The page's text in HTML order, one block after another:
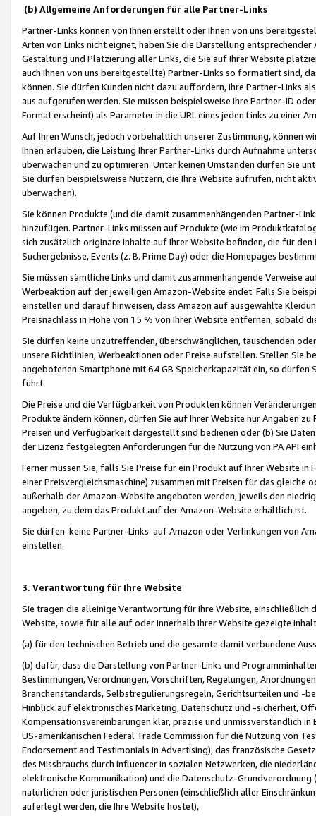
(b) Allgemeine Anforderungen für alle Partner-Links
Partner-Links können von Ihnen erstellt oder Ihnen von uns
Arten von Links nicht eignet, haben Sie die Darstellung
Gestaltung und Platzierung aller Links, die Sie auf Ihrer Website
auch Ihnen von uns bereitgestellte) Partner-Links so formatiert sind,
können. Sie dürfen Kunden nicht dazu auffordern, Ihre Partner-Links
aus aufgerufen werden. Sie müssen beispielsweise Ihre Partner-ID
Format erscheint) als Parameter in die URL eines jeden Links zu einer
Auf Ihren Wunsch, jedoch vorbehaltlich unserer Zustimmung, können
Ihnen erlauben, die Leistung Ihrer Partner-Links durch Aufnahme
überwachen und zu optimieren. Unter keinen Umständen dürfen Sie
Sie dürfen beispielsweise Nutzern, die Ihre Website aufrufen, nicht
überwachen).
Sie können Produkte (und die damit zusammenhängenden Partner-
hinzufügen. Partner-Links müssen auf Produkte (wie im
sich zusätzlich originäre Inhalte auf Ihrer Website befinden, die für
Suchergebnisse, Events (z. B. Prime Day) oder die Homepages
Sie müssen sämtliche Links und damit zusammenhängende
Werbeaktion auf der jeweiligen Amazon-Website endet. Falls Sie
einstellen und darauf hinweisen, dass Amazon auf ausgewählte
Preisnachlass in Höhe von 15 % von Ihrer Website entfernen, sobald
Sie dürfen keine unzutreffenden, überschwänglichen, täuschenden
unsere Richtlinien, Werbeaktionen oder Preise aufstellen. Stellen Sie
angebotenen Smartphone mit 64 GB Speicherkapazität ein, so dürfen
führt.
Die Preise und die Verfügbarkeit von Produkten können
Produkte ändern können, dürfen Sie auf Ihrer Website nur Angaben
Preisen und Verfügbarkeit dargestellt sind bedienen oder (b) Sie
der Lizenz festgelegten Anforderungen für die Nutzung von PA API
Ferner müssen Sie, falls Sie Preise für ein Produkt auf Ihrer Website
einer Preisvergleichsmaschine) zusammen mit Preisen für das
außerhalb der Amazon-Website angeboten werden, jeweils den
angeben, zu dem das Produkt auf der Amazon-Website erhältlich ist.
Sie dürfen keine Partner-Links auf Amazon oder Verlinkungen von
einstellen.
3. Verantwortung für Ihre Website
Sie tragen die alleinige Verantwortung für Ihre Website,
Website, sowie für alle auf oder innerhalb Ihrer Website gezeigte
(a) für den technischen Betrieb und die gesamte damit verbundene
(b) dafür, dass die Darstellung von Partner-Links und
Bestimmungen, Verordnungen, Vorschriften, Regelungen,
Branchenstandards, Selbstregulierungsregeln, Gerichtsurteilen und -
Hinblick auf elektronisches Marketing, Datenschutz und -sicherheit,
Kompensationsvereinbarungen klar, präzise und unmissverständlich
US-amerikanischen Federal Trade Commission für die Nutzung von
Endorsement and Testimonials in Advertising), das französische
des Missbrauchs durch Influencer in sozialen Netzwerken, die
elektronische Kommunikation) und die Datenschutz-
natürlichen oder juristischen Personen (einschließlich aller
auferlegt werden, die Ihre Website hostet),